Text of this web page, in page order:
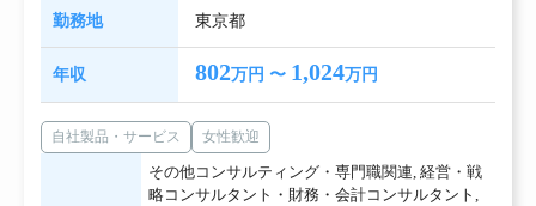
勤務地 東京都
年収 802万円 〜 1,024万円
自社製品・サービス 女性歓迎
その他コンサルティング・専門職関連, 経営・戦
略コンサルタント・財務・会計コンサルタント ,